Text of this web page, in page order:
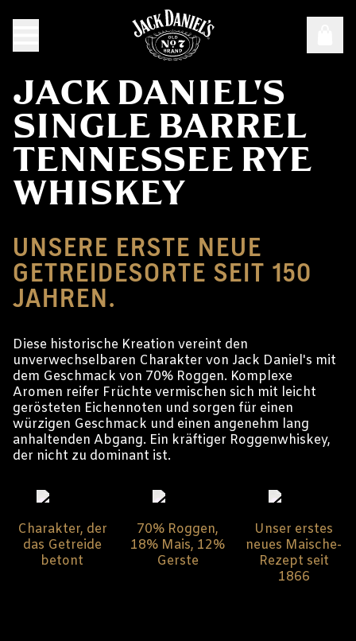
JACK DANIEL'S
SINGLE BARREL
TENNESSEE RYE
WHISKEY
UNSERE ERSTE NEUE
GETREIDESORTE SEIT 150
JAHREN.
Diese historische Kreation vereint den
unverwechselbaren Charakter von Jack Daniel's mit
dem Geschmack von 70% Roggen. Komplexe
Aromen reifer Früchte vermischen sich mit leicht
gerösteten Eichennoten und sorgen für einen
würzigen Geschmack und einen angenehm lang
anhaltenden Abgang. Ein kräftiger Roggenwhiskey,
der nicht zu dominant ist.
Charakter, der
das Getreide
betont
70% Roggen,
18% Mais, 12%
Gerste
Unser erstes
neues Maische-
Rezept seit
1866